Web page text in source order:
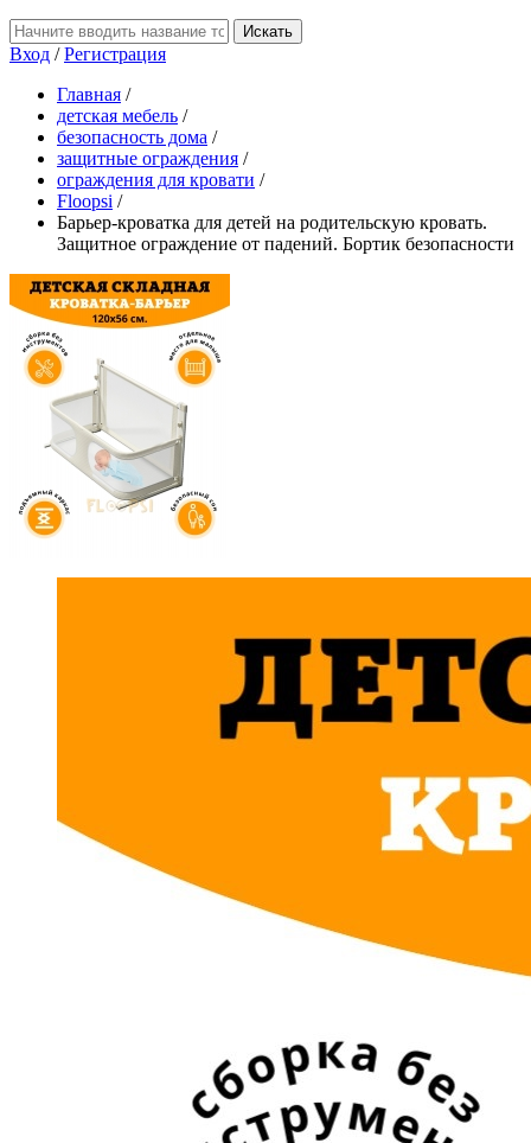
Вход /Регистрация
Главная /
детская мебель /
безопасность дома /
защитные ограждения /
ограждения для кровати /
Floopsi /
Барьер-кроватка для детей на родительскую кровать.
Защитное ограждение от падений. Бортик безопасности